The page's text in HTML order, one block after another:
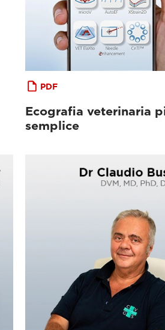
PDF
Ecografia veterinaria
semplice